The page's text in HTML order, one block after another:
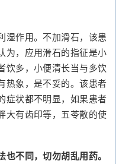
湿作用。不加滑石，该患
为，应用滑石的指征是小
饮多，小便清长当与多饮
热象，是不妥的。该患者
症状都不明显，如果患者
大有齿印等，五苓散的使
不同，切勿胡乱用药。